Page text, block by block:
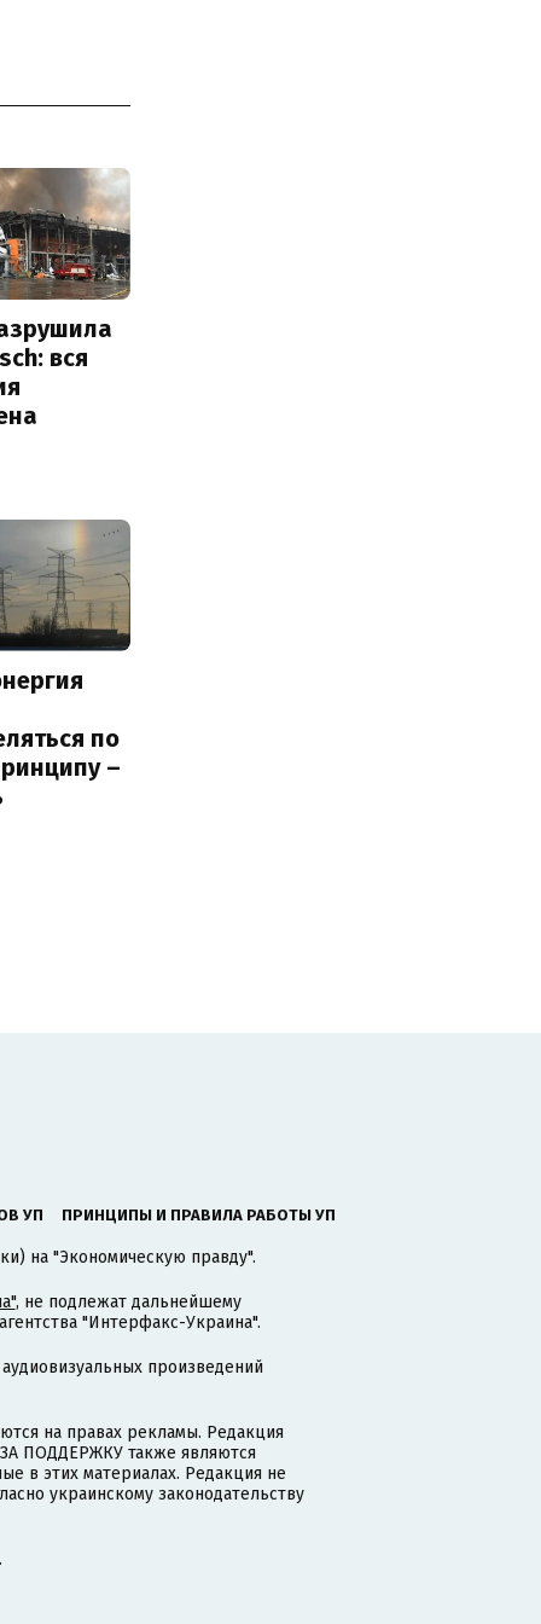
вся
по
–
УП ПРИНЦИПЫ И ПРАВИЛА РАБОТЫ УП
на "Экономическую правду".
, не подлежат дальнейшему
"Интерфакс-Украина".
произведений
на правах рекламы. Редакция
ПОДДЕРЖКУ также являются
в этих материалах. Редакция не
украинскому законодательству